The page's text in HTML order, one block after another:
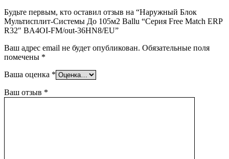
Будьте первым, кто оставил отзыв на “Наружный Блок
Мультисплит-Системы До 105м2 Ballu “Серия Free Match ERP
R32″ BA4OI-FM/out-36HN8/EU”
Ваш адрес email не будет опубликован. Обязательные поля
помечены *
Ваша оценка *
Ваш отзыв *